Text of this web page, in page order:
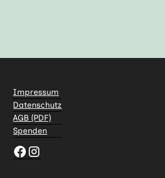
Impressum
Datenschutz
AGB (PDF)
Spenden